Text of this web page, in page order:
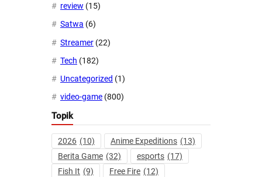
review (15)
Satwa (6)
Streamer (22)
Tech (182)
Uncategorized (1)
video-game (800)
Topik
2026 (10) Anime Expeditions (13)
Berita Game (32) esports (17)
Fish It (9) Free Fire (12)